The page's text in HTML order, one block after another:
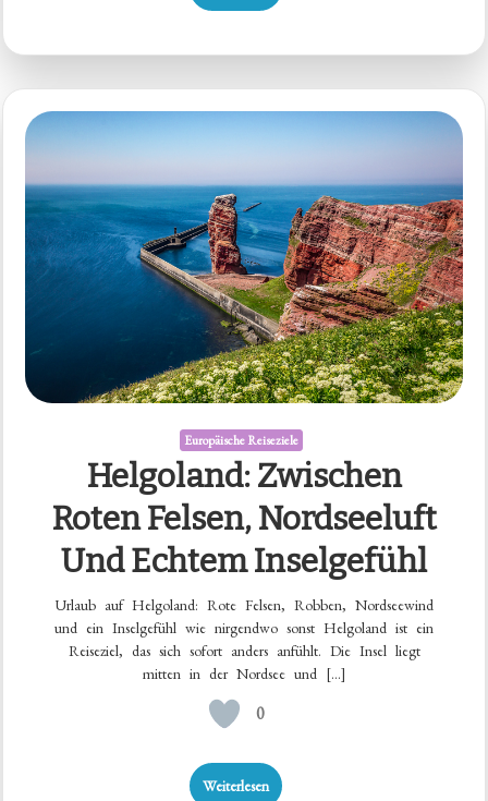
Europäische Reiseziele
Helgoland: Zwischen
Roten Felsen, Nordseeluft
Und Echtem Inselgefühl
Urlaub auf Helgoland: Rote Felsen, Robben, Nordseewind
und ein Inselgefühl wie nirgendwo sonst Helgoland ist ein
Reiseziel, das sich sofort anders anfühlt. Die Insel liegt
mitten in der Nordsee und […]
0
Weiterlesen